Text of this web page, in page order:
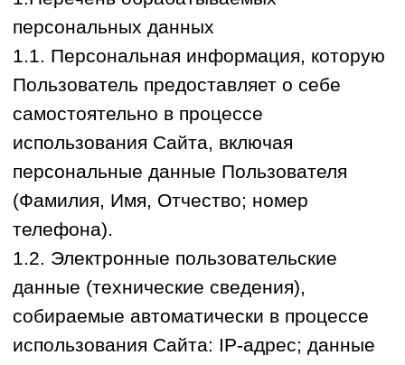
данные (технические сведения),
собираемые автоматически в процессе
использования Сайта: IP-адрес; данные
Пользователя (или иной программе, с
помощью которой осуществляется доступ
к Сайту); технические характеристики
обеспечения, используемых
Пользователем; дата и время доступа к
история запросов и просмотров на
Сайте.
2.Цели обработки персональных данных:
прием и обработка заявок из форм
обратной связи, обработка входящих
звонков, а также осуществление